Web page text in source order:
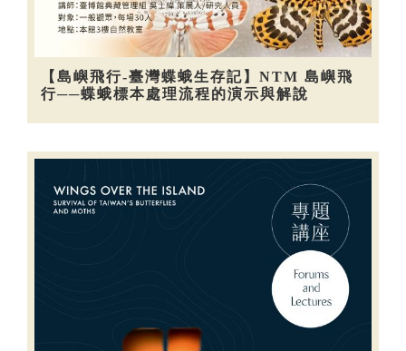
【島嶼飛行-臺灣蝶蛾生存記】NTM 島嶼飛
行──蝶蛾標本處理流程的演示與解說